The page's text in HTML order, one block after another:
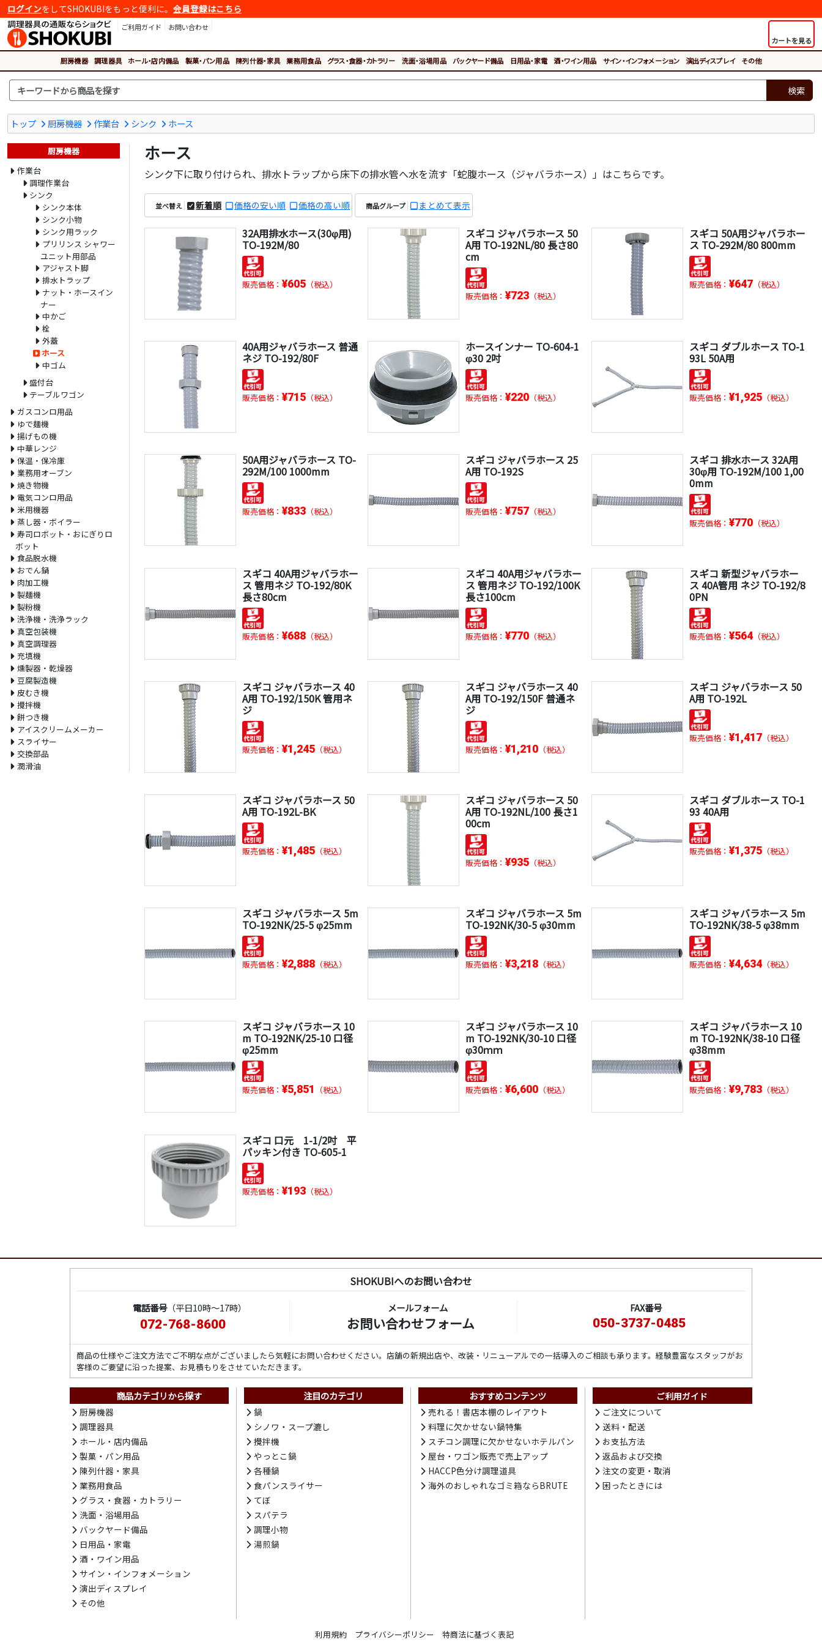
ログインをしてSHOKUBIをもっと便利に。 会員登録はこちら
ご利用ガイド
お問い合わせ
カートを見る
厨房機器 調理器具 ホール・店内備品 製菓・パン用品 陳列什器・家具 業務用食品 グラス・食器・カトラリー 洗面・浴場用品 バックヤード備品 日用品・家電 酒・ワイン用品 サイン・インフォメーション 演出ディスプレイ その他
検索
トップ 厨房機器 作業台 シンク ホース
ホース
シンク下に取り付けられ、排水トラップから床下の排水管へ水を流す「蛇腹ホース（ジャバラホース）」はこちらです。
並べ替え 新着順 価格の安い順 価格の高い順 商品グループ まとめて表示
32A用排水ホース(30φ用)
TO-192M/80
販売価格： ¥605 （税込）
スギコ ジャバラホース 50
A用 TO-192NL/80 長さ80
cm
販売価格：¥723 （税込）
スギコ 50A用ジャバラホー
ス TO-292M/80 800mm
販売価格： ¥647（税込）
40A用ジャバラホース 普通
ネジ TO-192/80F
販売価格： ¥715 （税込）
ホースインナー TO-604-1
φ30 2吋
販売価格：¥220 （税込）
スギコ ダブルホース TO-1
93L 50A用
販売価格： ¥1,925（税込）
50A用ジャバラホース TO-
292M/100 1000mm
販売価格： ¥833 （税込）
スギコ ジャバラホース 25
A用 TO-192S
販売価格：¥757 （税込）
スギコ 排水ホース 32A用
30φ用 TO-192M/100 1,00
0mm
販売価格： ¥770（税込）
スギコ 40A用ジャバラホー
ス 管用ネジ TO-192/80K
長さ80cm
販売価格： ¥688 （税込）
スギコ 40A用ジャバラホー
ス 管用ネジ TO-192/100K
長さ100cm
販売価格：¥770 （税込）
スギコ 新型ジャバラホー
ス 40A管用 ネジ TO-192/8
0PN
販売価格： ¥564（税込）
スギコ ジャバラホース 40
A用 TO-192/150K 管用ネ
ジ
販売価格： ¥1,245 （税込）
スギコ ジャバラホース 40
A用 TO-192/150F 普通ネ
ジ
販売価格：¥1,210 （税込）
スギコ ジャバラホース 50
A用 TO-192L
販売価格： ¥1,417（税込）
スギコ ジャバラホース 50
A用 TO-192L-BK
販売価格： ¥1,485 （税込）
スギコ ジャバラホース 50
A用 TO-192NL/100 長さ1
00cm
販売価格：¥935 （税込）
スギコ ダブルホース TO-1
93 40A用
販売価格： ¥1,375（税込）
スギコ ジャバラホース 5m
TO-192NK/25-5 φ25mm
販売価格： ¥2,888 （税込）
スギコ ジャバラホース 5m
TO-192NK/30-5 φ30mm
販売価格：¥3,218 （税込）
スギコ ジャバラホース 5m
TO-192NK/38-5 φ38mm
販売価格： ¥4,634（税込）
スギコ ジャバラホース 10
m TO-192NK/25-10 口径
φ25mm
販売価格： ¥5,851 （税込）
スギコ ジャバラホース 10
m TO-192NK/30-10 口径
φ30ｍｍ
販売価格：¥6,600 （税込）
スギコ ジャバラホース 10
m TO-192NK/38-10 口径
φ38mm
販売価格： ¥9,783（税込）
スギコ 口元 1-1/2吋 平
パッキン付き TO-605-1
販売価格： ¥193 （税込）
厨房機器
作業台
調理作業台
シンク
シンク本体
シンク小物
シンク用ラック
プリリンス シャワー
ユニット用部品
アジャスト脚
排水トラップ
ナット・ホースイン
ナー
中かご
栓
外蓋
ホース
中ゴム
盛付台
テーブルワゴン
ガスコンロ用品
ゆで麺機
揚げもの機
中華レンジ
保温・保冷庫
業務用オーブン
焼き物機
電気コンロ用品
米用機器
蒸し器・ボイラー
寿司ロボット・おにぎりロ
ボット
食品脱水機
おでん鍋
肉加工機
製麺機
製粉機
洗浄機・洗浄ラック
真空包装機
真空調理器
充填機
燻製器・乾燥器
豆腐製造機
皮むき機
攪拌機
餅つき機
アイスクリームメーカー
スライサー
交換部品
潤滑油
SHOKUBIへのお問い合わせ
電話番号（平日10時～17時）
072-768-8600
メールフォーム
お問い合わせフォーム
FAX番号
050-3737-0485
商品の仕様やご注文方法でご不明な点がございましたら気軽にお問い合わせください。店舗の新規出店や、改装・リニューアルでの一括導入のご相談も承ります。経験豊富なスタッフがお
客様のご要望に沿った提案、お見積もりをさせていただきます。
商品カテゴリから探す
厨房機器
調理器具
ホール・店内備品
製菓・パン用品
陳列什器・家具
業務用食品
グラス・食器・カトラリー
洗面・浴場用品
バックヤード備品
日用品・家電
酒・ワイン用品
サイン・インフォメーション
演出ディスプレイ
その他
注目のカテゴリ
鍋
シノワ・スープ漉し
攪拌機
やっとこ鍋
各種鍋
食パンスライサー
てぼ
スパテラ
調理小物
湯煎鍋
おすすめコンテンツ
売れる！書店本棚のレイアウト
料理に欠かせない鍋特集
スチコン調理に欠かせないホテルパン
屋台・ワゴン販売で売上アップ
HACCP色分け調理道具
海外のおしゃれなゴミ箱ならBRUTE
ご利用ガイド
ご注文について
送料・配送
お支払方法
返品および交換
注文の変更・取消
困ったときには
利用規約 プライバシーポリシー 特商法に基づく表記